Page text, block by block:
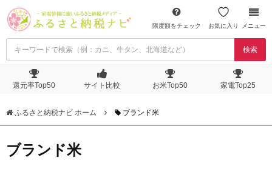
限度額をチェック お気に入り メニュー
検索
還元率Top50 サイト比較 お米Top50 家電Top25
ふるさと納税ナビ ホーム ブランド米
ブランド米